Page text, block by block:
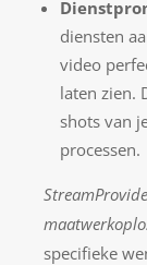
diensten
video
laten zien.
shots van
processen.
specifieke